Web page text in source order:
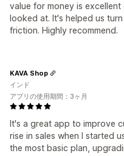
value for money is
looked at. It's helped us
friction. Highly recommend.
It's a great app to improve
rise in sales when I started
the most basic plan,
KAVA Shop
インド
アプリの使用期間：3ヶ月